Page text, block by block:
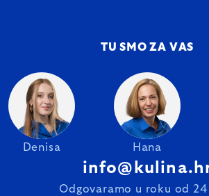
TU SMO ZA VAS
Denisa Hana
Odgovaramo u roku od